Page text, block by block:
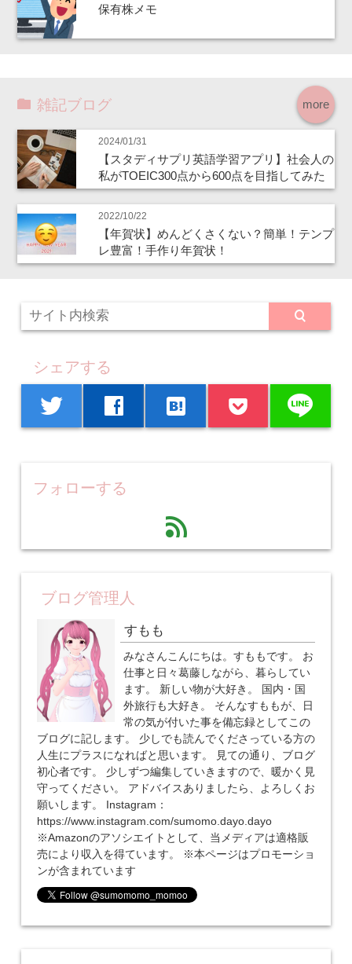
保有株メモ
more
雑記ブログ
2024/01/31
【スタディサプリ英語学習アプリ】社会人の
私がTOEIC300点から600点を目指してみた
2022/10/22
【年賀状】めんどくさくない？簡単！テンプ
レ豊富！手作り年賀状！
シェアする
twitter facebook hatenabookmark line
フォローする
feed
ブログ管理人
すもも
みなさんこんにちは。すももです。 お
仕事と日々葛藤しながら、暮らしてい
ます。 新しい物が大好き。 国内・国
外旅行も大好き。 そんなすももが、日
常の気が付いた事を備忘録としてこの
ブログに記します。 少しでも読んでくださっている方の
人生にプラスになればと思います。 見ての通り、ブログ
初心者です。 少しずつ編集していきますので、暖かく見
守ってください。 アドバイスありましたら、よろしくお
願いします。 Instagram：
https://www.instagram.com/sumomo.dayo.dayo
※Amazonのアソシエイトとして、当メディアは適格販
売により収入を得ています。 ※本ページはプロモーショ
ンが含まれています